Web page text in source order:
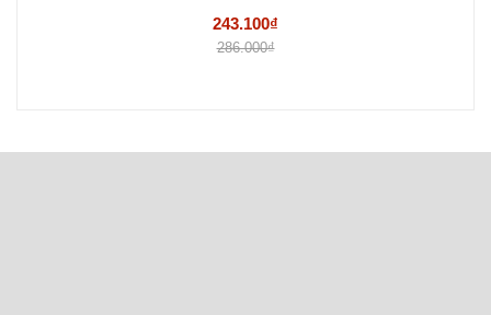
243.100₫
286.000₫